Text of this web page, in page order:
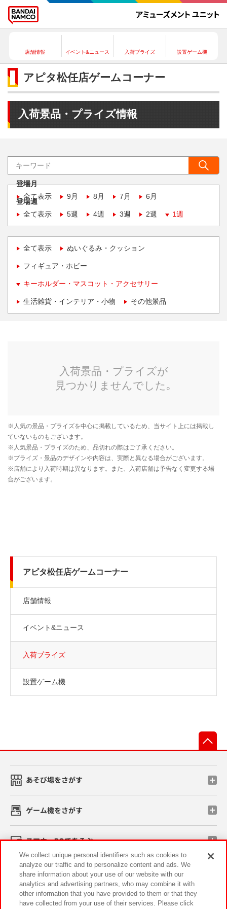
店舗情報 イベント&ニュース 入荷プライズ 設置ゲーム機
アピタ松任店ゲームコーナー
入荷景品・プライズ情報
登場月
全て表示
9月 8月 7月 6月
登場週
全て表示
5週 4週 3週 2週 1週
全て表示 ぬいぐるみ・クッション
フィギュア・ホビー
キーホルダー・マスコット・アクセサリー
生活雑貨・インテリア・小物 その他景品
アピタ松任店ゲームコーナー
店舗情報
イベント&ニュース
入荷プライズ
設置ゲーム機
あそび場をさがす
ゲーム機をさがす
スマホ・PCであそぶ
イベント・キャンペーン
We collect unique personal identifiers such as cookies to
analyze our traffic and to personalize content and ads. We
share information about your use of our website with our
analytics and advertising partners, who may combine it with
other information that you have provided to them or that they
have collected from your use of their services. Please click